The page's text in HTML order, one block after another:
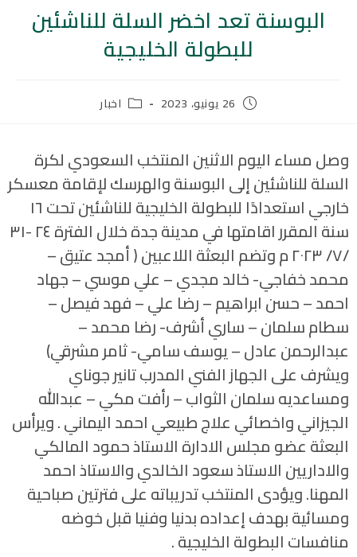
البوسنة تعد اخضر السلة للناشئين
للبطولة الخليجية
26 يونيو، 2023 اخبار
وصل مساء اليوم الاثنين المنتخب السعودي لكرة
السلة للناشئين إلى البوسنة والهرسك لإقامة معسكر
خارجي استعدادًا للبطولة الخليجية للناشئين تحت ١٦
سنة المقرر اقامتها في مدينة جدة خلال الفترة ٢٤ -٣١
/٧/ ٢٠٢٣ م وتضم البعثة اللاعبين ( أمجد عتيق –
محمد خفاجي- خالد مجدي – علي موسي – جهاد
احمد – حسن ابراهيم – رضا علي – فهد فيصل –
سطام سلمان – ساري أشرف- رضا محمد –
عبدالرحمن عادل – يوسف سامي- ثامر مشرقي)
ويشرف على الجهاز الفني المدرب تانير جوناي
ومساعديه سلمان الثواب – رأفت مكي – عبدالله
الجيزاني واخصائي علاج طبيعي احمد اليماني . ويرأس
البعثة عضو مجلس الادارة الاستاذ حمود المالكي
والاداريين الاستاذ سعود الخالدي والاستاذ احمد
المهنا. ويؤدى المنتخب تدريباته على فترتين صباحية
ومسائية بهدف إعداده بدنيا وفنيا قبل خوضه
منافسات البطولة الخليجية .